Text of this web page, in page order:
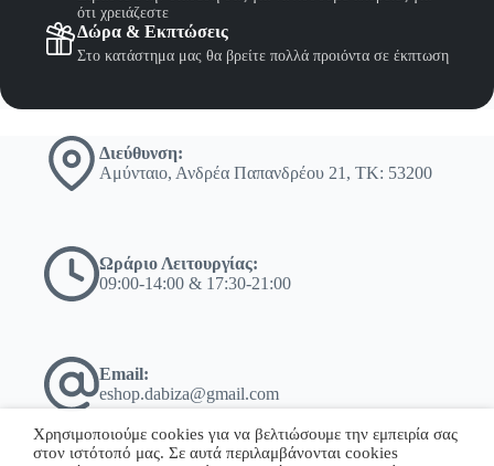
ότι χρειάζεστε
Δώρα & Εκπτώσεις
Στο κατάστημα μας θα βρείτε πολλά προιόντα σε έκπτωση
Διεύθυνση:
Αμύνταιο, Ανδρέα Παπανδρέου 21, ΤΚ: 53200
Ωράριο Λειτουργίας:
09:00-14:00 & 17:30-21:00
Email:
eshop.dabiza@gmail.com
Χρησιμοποιούμε cookies για να βελτιώσουμε την εμπειρία σας
στον ιστότοπό μας. Σε αυτά περιλαμβάνονται cookies